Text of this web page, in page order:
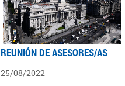
REUNIÓN DE ASESORES/AS
25/08/2022